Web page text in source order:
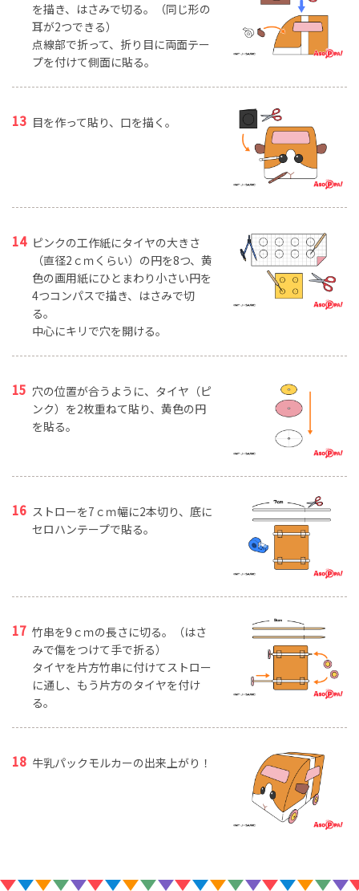
を描き、はさみで切る。（同じ形の
耳が2つできる）
点線部で折って、折り目に両面テー
プを付けて側面に貼る。
目を作って貼り、口を描く。
ピンクの工作紙にタイヤの大きさ
（直径2ｃｍくらい）の円を8つ、黄
色の画用紙にひとまわり小さい円を
4つコンパスで描き、はさみで切
る。
中心にキリで穴を開ける。
穴の位置が合うように、タイヤ（ピ
ンク）を2枚重ねて貼り、黄色の円
を貼る。
ストローを7ｃｍ幅に2本切り、底に
セロハンテープで貼る。
竹串を9ｃｍの長さに切る。（はさ
みで傷をつけて手で折る）
タイヤを片方竹串に付けてストロー
に通し、もう片方のタイヤを付け
る。
牛乳パックモルカーの出来上がり！